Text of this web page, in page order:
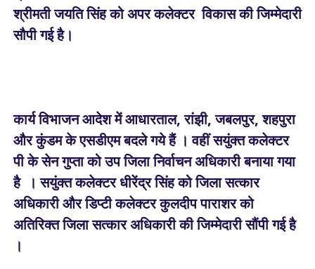
श्रीमती जयति सिंह को अपर कलेक्टर विकास की जिम्मेदारी
सौपी गई है।
कार्य विभाजन आदेश में आधारताल, रांझी, जबलपुर, शहपुरा
और कुंडम के एसडीएम बदले गये हैं । वहीं सयुंक्त कलेक्टर
पी के सेन गुप्ता को उप जिला निर्वाचन अधिकारी बनाया गया
है । सयुंक्त कलेक्टर धीरेंद्र सिंह को जिला सत्कार
अधिकारी और डिप्टी कलेक्टर कुलदीप पाराशर को
अतिरिक्त जिला सत्कार अधिकारी की जिम्मेदारी सौंपी गई है
।